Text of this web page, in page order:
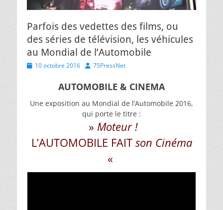
Parfois des vedettes des films, ou
des séries de télévision, les véhicules
au Mondial de l’Automobile
Posted10 octobre 2016 Author
75PressNet
AUTOMOBILE & CINEMA
Une exposition au Mondial de l’Automobile 2016,
qui porte le titre :
» Moteur !
L’AUTOMOBILE FAIT son Cinéma
«